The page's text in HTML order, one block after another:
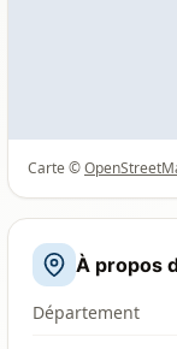
Carte ©
À propos
Département